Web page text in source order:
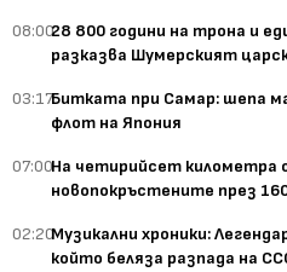
08:0028 800 години на трона и
разказва Шумерският
03:17Битката при Самар: шепа
флот на Япония
07:00На четирийсет километра
новопокръстените през
02:20Музикални хроники:
който беляза разпада на